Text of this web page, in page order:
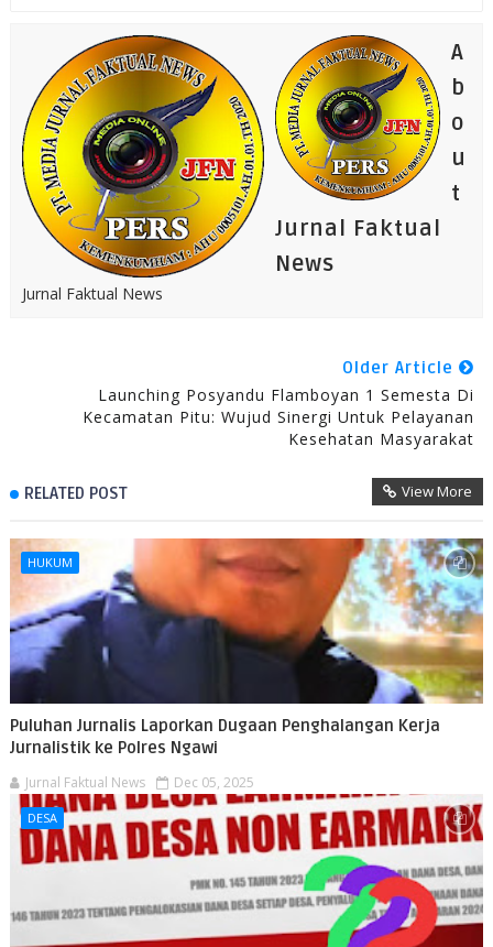
A
b
o
u
t
Jurnal Faktual
News
Jurnal Faktual News
Older Article
Launching Posyandu Flamboyan 1 Semesta Di
Kecamatan Pitu: Wujud Sinergi Untuk Pelayanan
Kesehatan Masyarakat
RELATED POST View More
HUKUM
Puluhan Jurnalis Laporkan Dugaan Penghalangan Kerja
Jurnalistik ke Polres Ngawi
Jurnal Faktual News Dec 05, 2025
DESA